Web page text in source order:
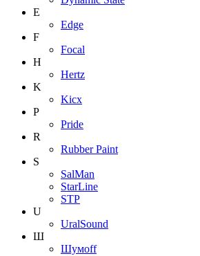
E
Edge
F
Focal
H
Hertz
K
Kicx
P
Pride
R
Rubber Paint
S
SalMan
StarLine
STP
U
UralSound
Ш
Шумoff